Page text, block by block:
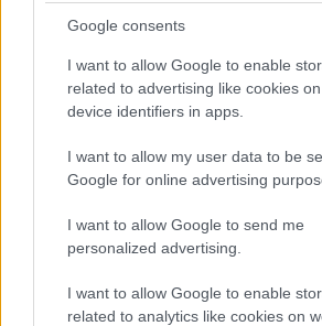
Google consents
I want to allow Google to enable
related to advertising like cookies
device identifiers in apps.
I want to allow my user data to be
Google for online advertising
I want to allow Google to send me
personalized advertising.
I want to allow Google to enable
related to analytics like cookies on